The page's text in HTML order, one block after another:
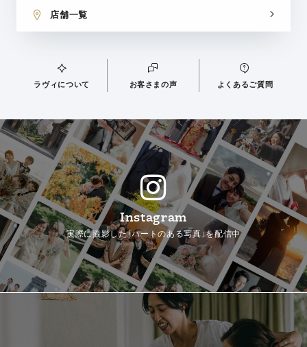
店舗一覧
ラヴィについて お客さまの声 よくあるご質問
Instagram
実際に撮影した「ハートのある写真」を配信中